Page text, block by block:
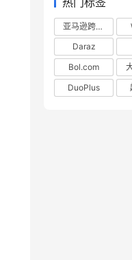
亚马逊跨境电商
Daraz
Bol.com
DuoPlus